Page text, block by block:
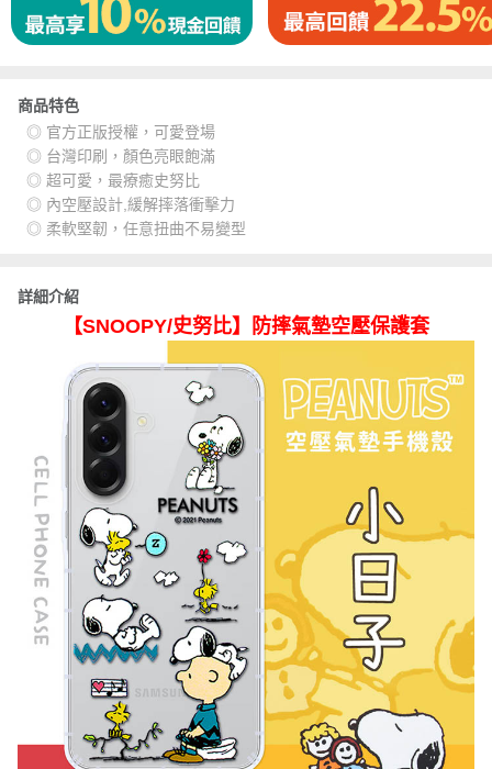
商品特色
◎ 官方正版授權，可愛登場
◎ 台灣印刷，顏色亮眼飽滿
◎ 超可愛，最療癒史努比
◎ 內空壓設計,緩解摔落衝擊力
◎ 柔軟堅韌，任意扭曲不易變型
詳細介紹
【SNOOPY/史努比】防摔氣墊空壓保護套